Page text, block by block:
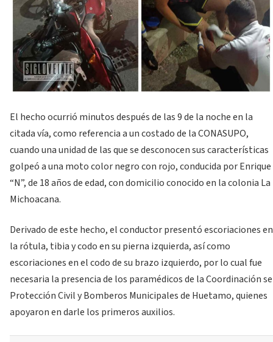
El hecho ocurrió minutos después de las 9 de la noche en la
citada vía, como referencia a un costado de la CONASUPO,
cuando una unidad de las que se desconocen sus características
golpeó a una moto color negro con rojo, conducida por Enrique
“N”, de 18 años de edad, con domicilio conocido en la colonia La
Michoacana.
Derivado de este hecho, el conductor presentó escoriaciones en
la rótula, tibia y codo en su pierna izquierda, así como
escoriaciones en el codo de su brazo izquierdo, por lo cual fue
necesaria la presencia de los paramédicos de la Coordinación se
Protección Civil y Bomberos Municipales de Huetamo, quienes
apoyaron en darle los primeros auxilios.